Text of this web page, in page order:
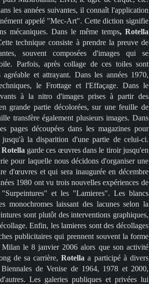
les années suivantes, il connaît l'application
appelé "Mec-Art". Cette diction signifie
mécaniques. Dans le même temps, Rotella
technique consiste à prendre la preuve de
souvent composées d'images qui se
Parfois, après collage de ces toiles sont
et attrayant. Dans les années 1970,
le Frottage et l'Effaçage. Dans le
à la nitro d'images prises à partir des
grande partie décolorées, sur une feuille de
transfère également plusieurs images. Dans
pages découpées dans les magazines pour
la disparition d'une partie de celui-ci.
Rotella garde ces œuvres dans le tiroir jusqu'en
pour laquelle nous décidons d'organiser une
d'œuvres et qui sera inaugurée en décembre
1980 ont vu trois nouvelles expériences de
et les "Lamieres". Les blancs
monochromes laissant des lacunes selon la
sont plutôt des interventions graphiques,
Enfin, les lamieres sont des décollages
publicitaires qui prennent souvent la forme
Milan le 8 janvier 2006 alors que son activité
de sa carrière,Rotellaa participé à divers
de Venise de 1964, 1978 et 2000,
Les galeries publiques et privées lui